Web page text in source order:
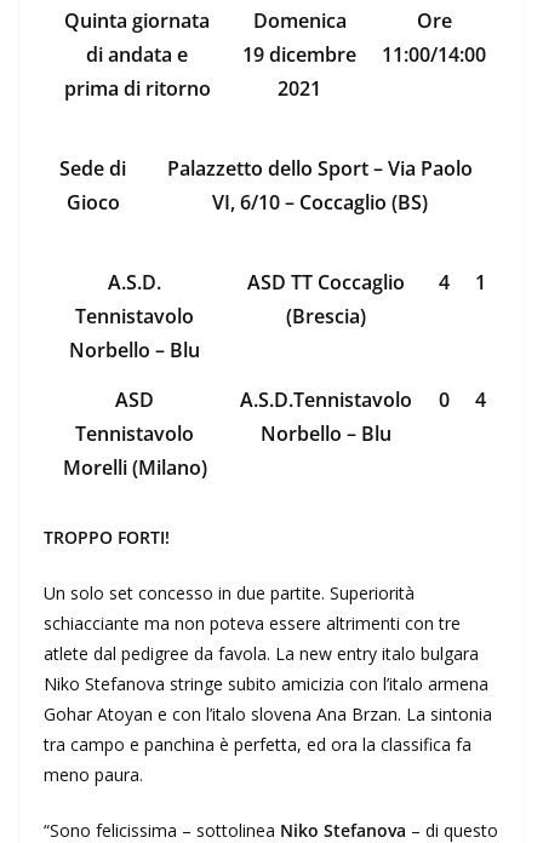
Quinta giornata
di andata e
prima di ritorno
Domenica
19 dicembre
2021
Ore
11:00/14:00
Sede di
Gioco
Palazzetto dello Sport – Via Paolo
VI, 6/10 – Coccaglio (BS)
A.S.D.
Tennistavolo
Norbello – Blu
ASD TT Coccaglio
(Brescia)
4 1
ASD
Tennistavolo
Morelli (Milano)
A.S.D.Tennistavolo
Norbello – Blu
0 4
TROPPO FORTI!
Un solo set concesso in due partite. Superiorità
schiacciante ma non poteva essere altrimenti con tre
atlete dal pedigree da favola. La new entry italo bulgara
Niko Stefanova stringe subito amicizia con l’italo armena
Gohar Atoyan e con l’italo slovena Ana Brzan. La sintonia
tra campo e panchina è perfetta, ed ora la classifica fa
meno paura.
“Sono felicissima – sottolinea Niko Stefanova – di questo